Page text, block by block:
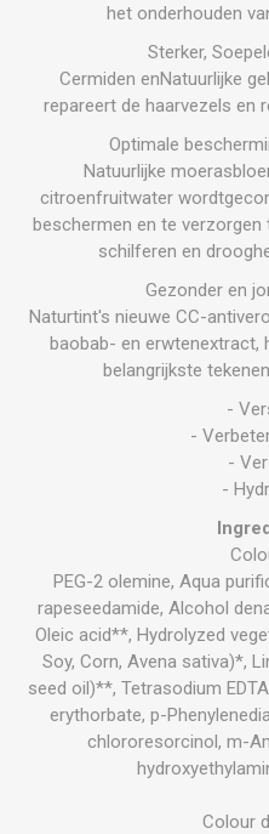
het onderhouden
Sterker,
Cermiden enNatuurlijke
repareert de haarvezels en
Optimale
Natuurlijke
citroenfruitwater
beschermen en te verzorgen
schilferen en
Gezonder en
Naturtint's nieuwe CC-
baobab- en erwtenextract,
belangrijkste
-
-
-
-
PEG-2 olemine, Aqua
rapeseedamide, Alcohol
Oleic acid**, Hydrolyzed
Soy, Corn, Avena sativa)*,
seed oil)**, Tetrasodium
erythorbate, p-
chlororesorcinol, m-
Colour